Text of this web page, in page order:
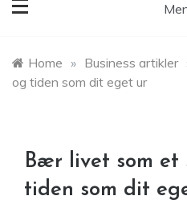
Home » Business artikler
og tiden som dit eget ur
Bær livet som et
tiden som dit